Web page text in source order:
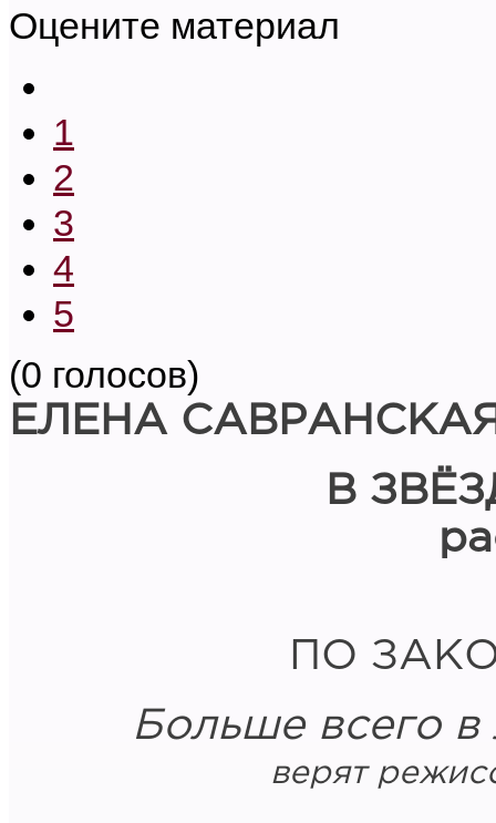
Оцените материал
1
2
3
4
5
(0 голосов)
ЕЛЕНА
В
ПО
Больше всего в
верят